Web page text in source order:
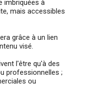
imbriquées à
mais accessibles
grâce à un lien
visé.
l'être qu'à des
professionnelles ;
ou